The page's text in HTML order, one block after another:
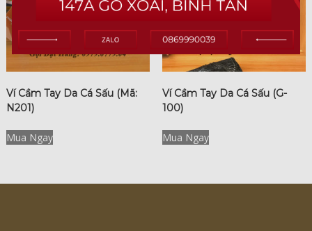
Ví Cầm Tay Da Cá Sấu (Mã:
N201)
Mua Ngay
Ví Cầm Tay Da Cá Sấu (G-
100)
Mua Ngay